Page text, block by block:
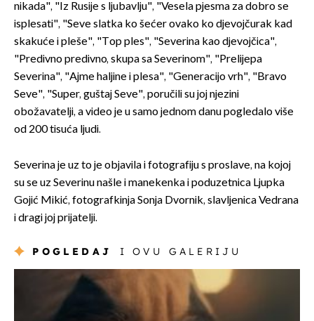
nikada", "Iz Rusije s ljubavlju", "Vesela pjesma za dobro se
isplesati", "Seve slatka ko šećer ovako ko djevojčurak kad
skakuće i pleše", "Top ples", "Severina kao djevojčica",
"Predivno predivno, skupa sa Severinom", "Prelijepa
Severina", "Ajme haljine i plesa", "Generacijo vrh", "Bravo
Seve", "Super, guštaj Seve", poručili su joj njezini
obožavatelji, a video je u samo jednom danu pogledalo više
od 200 tisuća ljudi.
Severina je uz to je objavila i fotografiju s proslave, na kojoj
su se uz Severinu našle i manekenka i poduzetnica Ljupka
Gojić Mikić, fotografkinja Sonja Dvornik, slavljenica Vedrana
i dragi joj prijatelji.
POGLEDAJ I OVU GALERIJU